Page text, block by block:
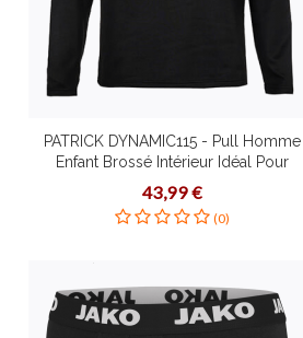
PATRICK DYNAMIC115 - Pull Homme
Enfant Brossé Intérieur Idéal Pour
Entraînement Sportif ou Loisir Plusieurs
Couleurs Tailles
43,99 €
(0)